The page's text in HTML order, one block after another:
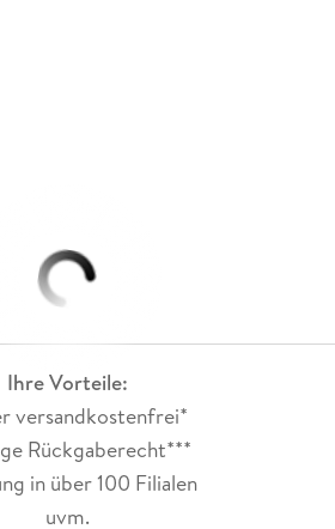
Ihre Vorteile:
versandkostenfrei*
Rückgaberecht***
in über 100 Filialen
uvm.